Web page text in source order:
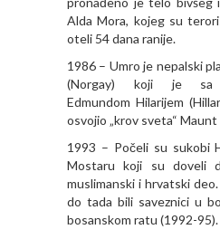
Alda Mora, kojeg su
oteli 54 dana ranije.
1986 – Umro je nepalski
(Norgay) koji je sa
Edmundom Hilarijem
osvojio „krov sveta“
1993 – Počeli su sukobi
Mostaru koji su doveli
muslimanski i hrvatski
do tada bili saveznici u
bosanskom ratu (1992-95).